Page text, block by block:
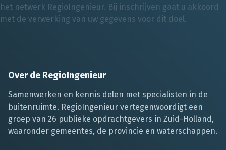
het netwerk RegioIngenieur. Bij inschrijven gaat u akkoord
met de verwerking van uw gegevens voor dit doel.
Over de RegioIngenieur
Samenwerken en kennis delen met specialisten in de
buitenruimte. RegioIngenieur vertegenwoordigt een
groep van 26 publieke opdrachtgevers in Zuid-Holland,
waaronder gemeentes, de provincie en waterschappen.